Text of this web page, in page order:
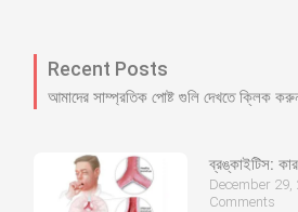
Recent Posts
আমাদের সাম্প্রতিক পোষ্ট গুলি দেখতে ক্লিক
ব্রঙ্কাইটিস:
December 29,
Comments